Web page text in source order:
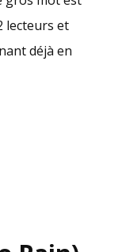
lecteurs et
déjà en